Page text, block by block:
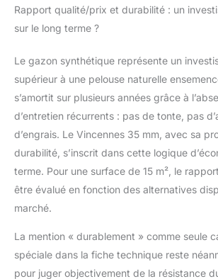
Rapport qualité/prix et durabilité : un
sur le long terme ?
Le gazon synthétique représente un
supérieur à une pelouse naturelle
s’amortit sur plusieurs années grâce à
d’entretien récurrents : pas de tonte, pas
d’engrais. Le Vincennes 35 mm, avec sa
durabilité, s’inscrit dans cette logique
terme. Pour une surface de 15 m², le
être évalué en fonction des alternatives
marché.
La mention « durablement » comme seule
spéciale dans la fiche technique reste
pour juger objectivement de la résistance